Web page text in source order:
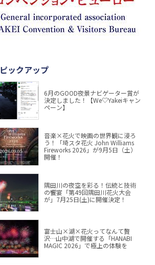
ピックアップ
6月のGOOD夜景ナビゲーター賞が
決定しました！【We♡Yakeiキャン
ペーン】
音楽×花火で映画の世界観に浸ろ
う！「埼スタ花火 John Williams
Fireworks 2026」が9月5日（土）
開催！
隅田川の夜空を彩る！伝統と技術
の饗宴「第49回隅田川花火大会
が」7月25日(土)に開催決定！
富士山×湖×花火ってなんて贅
沢…山中湖で開催する「HANABI
MAGIC 2026」で極上の体験を